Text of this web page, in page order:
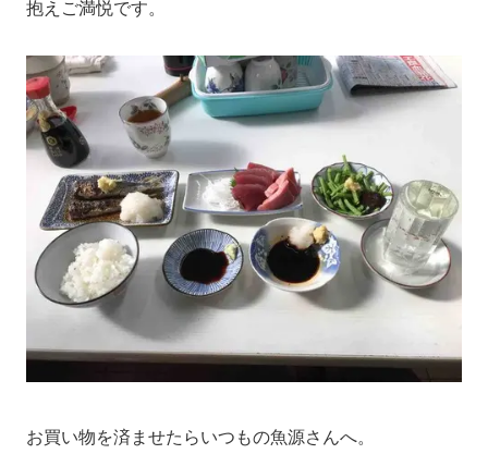
抱えご満悦です。
お買い物を済ませたらいつもの魚源さんへ。